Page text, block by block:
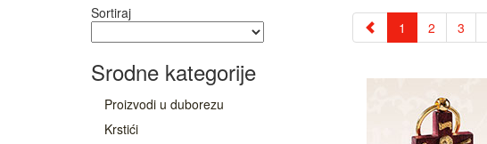
Sortiraj
Srodne kategorije
Proizvodi u duborezu
Krstići
1 2 3